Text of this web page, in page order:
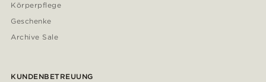
Körperpflege
Geschenke
Archive Sale
KUNDENBETREUUNG